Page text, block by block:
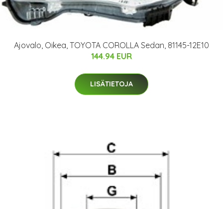
Ajovalo, Oikea, TOYOTA COROLLA Sedan, 81145-12E10
144.94 EUR
LISÄTIETOJA